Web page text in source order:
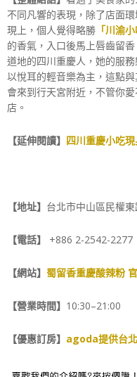
不同凡響的表現，除了店面
現上，個人覺得略勝 「川渝小
的香氣，入口後馬上唇齒留
道地的四川重慶人，她的服
以悅耳的輕音樂為主，這點
會來到行天宮附近，不管你
店。
【延伸閱讀】 四川重慶小吃
【地址】 台北市中山區民權
【電話】 +886 2-2542-2277
【網站】 蜀留香重慶酸辣粉
【營業時間】 10:30–21:00
【優惠訂房】 agoda提供台